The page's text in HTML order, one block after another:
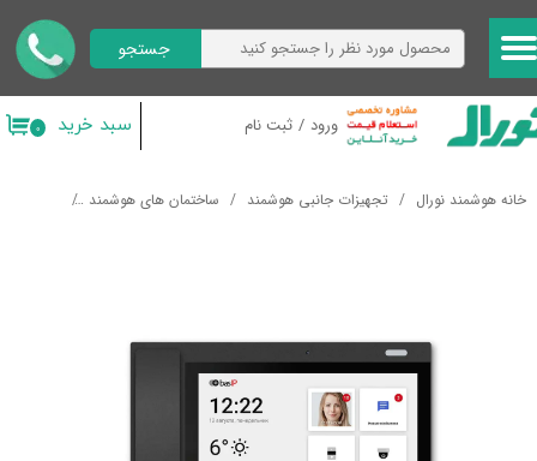
ورود / ثبت نام
حساب کاربری من
تغییر گذر واژه
خروج از حساب کاربری
جستجو
۰ سبد خرید
خانه هوشمند نورال تجهیزات جانبی هوشمند ساختمان های هوشمند